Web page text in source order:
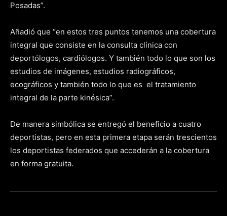
Posadas”.
Añadió que “en estos tres puntos tenemos una cobertura
integral que consiste en la consulta clínica con
deportólogos, cardiólogos. Y también todo lo que son los
estudios de imágenes, estudios radiográficos,
ecográficos y también todo lo que es el tratamiento
integral de la parte kinésica”.
De manera simbólica se entregó el beneficio a cuatro
deportistas, pero en esta primera etapa serán trescientos
los deportistas federados que accederán a la cobertura
en forma gratuita.